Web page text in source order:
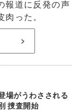
報道に反発の声
った。
>
場がうわさされる
捜査開始